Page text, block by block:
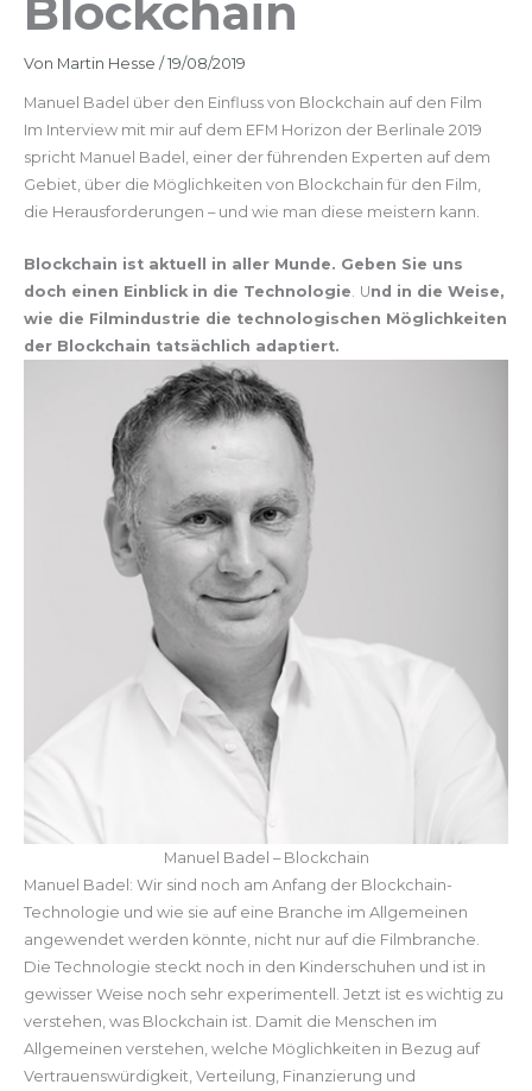
Blockchain
Von Martin Hesse /19/08/2019
Manuel Badel über den Einfluss von Blockchain auf den Film
Im Interview mit mir auf dem EFM Horizon der Berlinale 2019
spricht Manuel Badel, einer der führenden Experten auf dem
Gebiet, über die Möglichkeiten von Blockchain für den Film,
die Herausforderungen – und wie man diese meistern kann.
Blockchain ist aktuell in aller Munde. Geben Sie uns
doch einen Einblick in die Technologie Und in die Weise,
wie die Filmindustrie die technologischen Möglichkeiten
der Blockchain tatsächlich adaptiert.
Manuel Badel – Blockchain
Manuel Badel: Wir sind noch am Anfang der Blockchain-
Technologie und wie sie auf eine Branche im Allgemeinen
angewendet werden könnte, nicht nur auf die Filmbranche.
Die Technologie steckt noch in den Kinderschuhen und ist in
gewisser Weise noch sehr experimentell. Jetzt ist es wichtig zu
verstehen, was Blockchain ist. Damit die Menschen im
Allgemeinen verstehen, welche Möglichkeiten in Bezug auf
Vertrauenswürdigkeit, Verteilung, Finanzierung und